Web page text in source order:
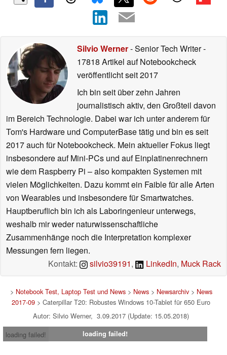
Silvio Werner- Senior Tech Writer-
17818 Artikel auf Notebookcheck
veröffentlichtseit 2017
Ich bin seit über zehn Jahren
journalistisch aktiv, den Großteil davon
im Bereich Technologie. Dabei war ich unter anderem für
Tom's Hardware und ComputerBase tätig und bin es seit
2017 auch für Notebookcheck. Mein aktueller Fokus liegt
insbesondere auf Mini-PCs und auf Einplatinenrechnern
wie dem Raspberry Pi – also kompakten Systemen mit
vielen Möglichkeiten. Dazu kommt ein Faible für alle Arten
von Wearables und insbesondere für Smartwatches.
Hauptberuflich bin ich als Laboringenieur unterwegs,
weshalb mir weder naturwissenschaftliche
Zusammenhänge noch die Interpretation komplexer
Messungen fern liegen.
Kontakt:
silvio39191, LinkedIn, Muck Rack
> Notebook Test, Laptop Test und News> News> Newsarchiv> News
2017-09 > Caterpillar T20: Robustes Windows 10-Tablet für 650 Euro
Autor: Silvio Werner, 3.09.2017 (Update: 15.05.2018)
loading failed!
loading failed!